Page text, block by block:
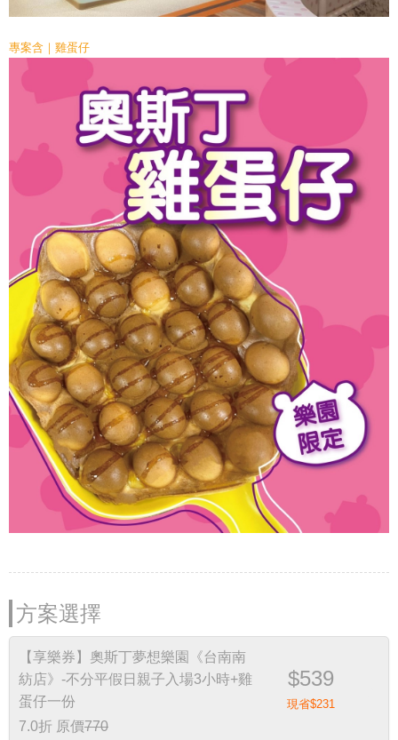
專案含｜雞蛋仔
方案選擇
【享樂券】奧斯丁夢想樂園《台南南
紡店》-不分平假日親子入場3小時+雞
蛋仔一份
7.0折 原價770
$539
現省$231